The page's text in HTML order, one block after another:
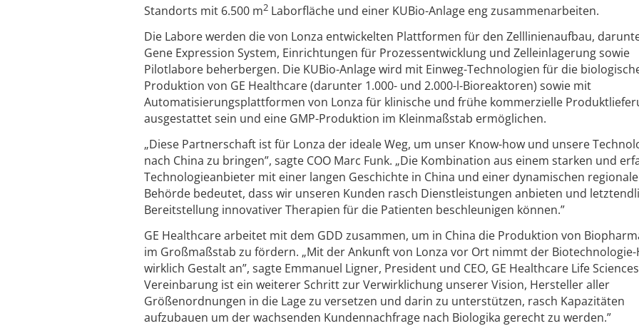
Standorts mit 6.500 m2 Laborfläche und einer KUBio-Anlage eng zusammenarbeiten.
Die Labore werden die von Lonza entwickelten Plattformen für den Zelllinienaufbau,
Gene Expression System, Einrichtungen für Prozessentwicklung und Zelleinlagerung sowie
Pilotlabore beherbergen. Die KUBio-Anlage wird mit Einweg-Technologien für die
Produktion von GE Healthcare (darunter 1.000- und 2.000-l-Bioreaktoren) sowie mit
Automatisierungsplattformen von Lonza für klinische und frühe kommerzielle
ausgestattet sein und eine GMP-Produktion im Kleinmaßstab ermöglichen.
„Diese Partnerschaft ist für Lonza der ideale Weg, um unser Know-how und unsere
nach China zu bringen”, sagte COO Marc Funk. „Die Kombination aus einem starken und
Technologieanbieter mit einer langen Geschichte in China und einer dynamischen
Behörde bedeutet, dass wir unseren Kunden rasch Dienstleistungen anbieten und
Bereitstellung innovativer Therapien für die Patienten beschleunigen können.”
GE Healthcare arbeitet mit dem GDD zusammen, um in China die Produktion von
im Großmaßstab zu fördern. „Mit der Ankunft von Lonza vor Ort nimmt der Biotechnologie-
wirklich Gestalt an”, sagte Emmanuel Ligner, President und CEO, GE Healthcare Life
Vereinbarung ist ein weiterer Schritt zur Verwirklichung unserer Vision, Hersteller aller
Größenordnungen in die Lage zu versetzen und darin zu unterstützen, rasch Kapazitäten
aufzubauen um der wachsenden Kundennachfrage nach Biologika gerecht zu werden.”